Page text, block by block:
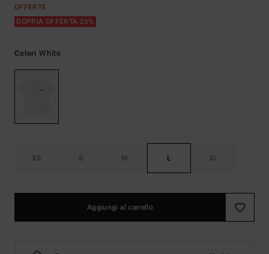
OFFERTE
DOPPIA OFFERTA 25%
Colori White
XS S M L XL
Aggiungi al carrello